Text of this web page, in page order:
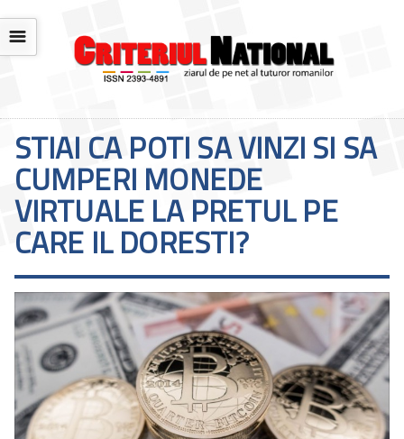
☰
STIAI CA POTI SA VINZI SI SA
CUMPERI MONEDE
VIRTUALE LA PRETUL PE
CARE IL DORESTI?